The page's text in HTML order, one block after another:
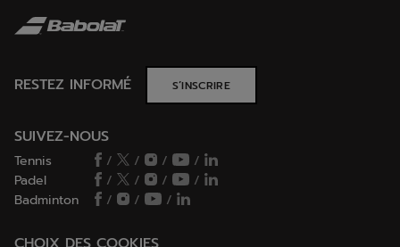
RESTEZ INFORMÉ S’INSCRIRE
SUIVEZ-NOUS
Tennis / / /
/
Padel
/ / /
/
Badminton
/ / /